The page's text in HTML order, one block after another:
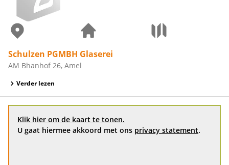
Schulzen PGMBH Glaserei
AM Bhanhof 26, Amel
Verder lezen
Klik hier om de kaart te tonen.
U gaat hiermee akkoord met ons privacy statement.